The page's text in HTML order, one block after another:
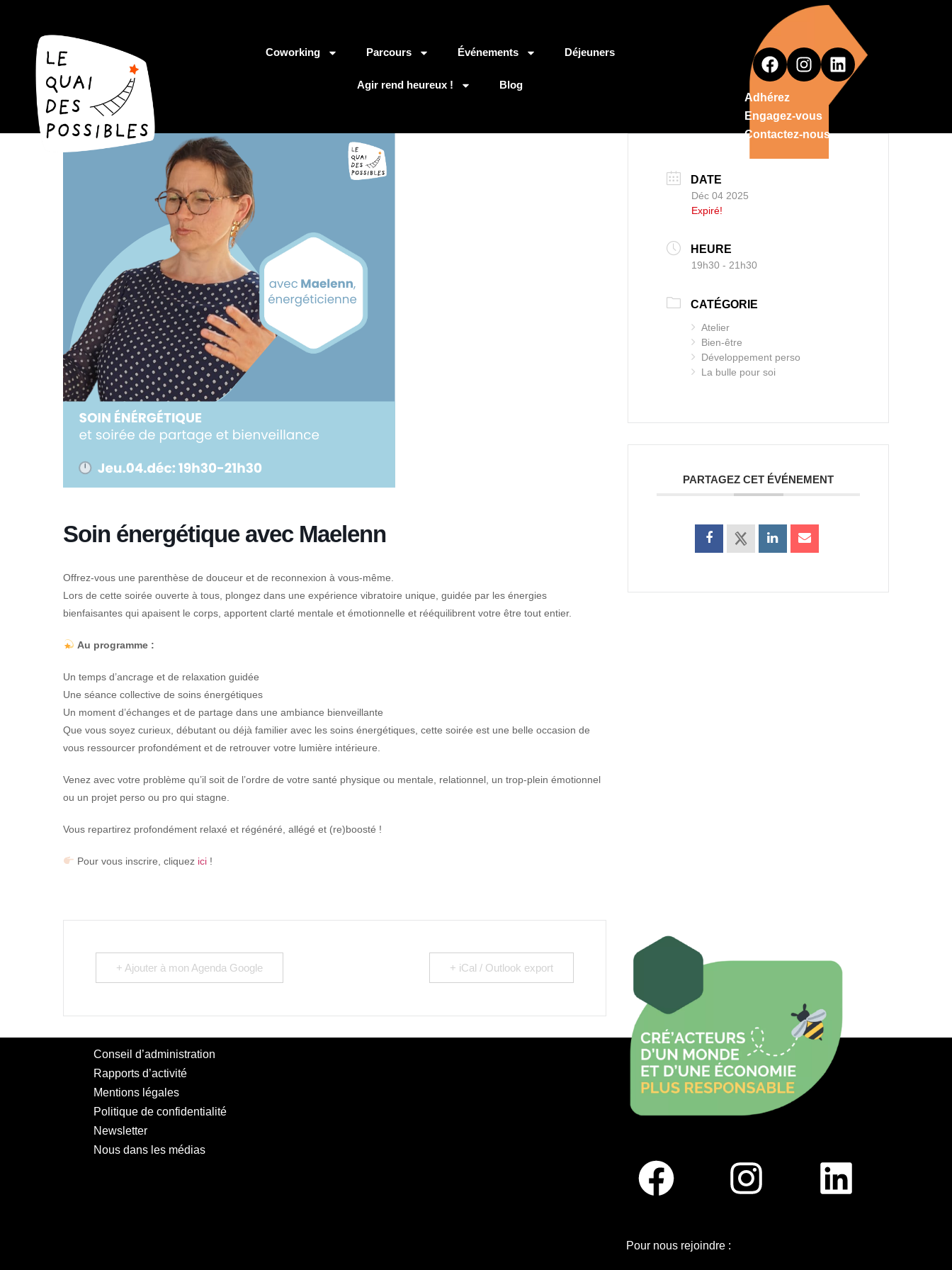
Coworking Parcours Événements Déjeuners
Agir rend heureux !
Blog
Adhérez
Engagez-vous
Contactez-nous
Soin énergétique avec Maelenn
Offrez-vous une parenthèse de douceur et de reconnexion à vous-même.
Lors de cette soirée ouverte à tous, plongez dans une expérience vibratoire unique, guidée par les énergies
bienfaisantes qui apaisent le corps, apportent clarté mentale et émotionnelle et rééquilibrent votre être tout entier.
Au programme :
Un temps d’ancrage et de relaxation guidée
Une séance collective de soins énergétiques
Un moment d’échanges et de partage dans une ambiance bienveillante
Que vous soyez curieux, débutant ou déjà familier avec les soins énergétiques, cette soirée est une belle occasion de
vous ressourcer profondément et de retrouver votre lumière intérieure.
Venez avec votre problème qu’il soit de l’ordre de votre santé physique ou mentale, relationnel, un trop-plein émotionnel
ou un projet perso ou pro qui stagne.
Vous repartirez profondément relaxé et régénéré, allégé et (re)boosté !
Pour vous inscrire, cliquez ici!
+ Ajouter à mon Agenda Google + iCal / Outlook export
DATE
Déc 04 2025
Expiré!
HEURE
19h30 - 21h30
CATÉGORIE
Atelier
Bien-être
Développement perso
La bulle pour soi
PARTAGEZ CET ÉVÉNEMENT
Conseil d’administration
Rapports d’activité
Mentions légales
Politique de confidentialité
Newsletter
Nous dans les médias
Pour nous rejoindre :